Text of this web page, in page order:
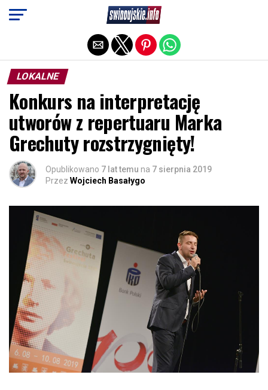
LOKALNE
Konkurs na interpretację
utworów z repertuaru Marka
Grechuty rozstrzygnięty!
Opublikowano 7 lat temu na 7 sierpnia 2019
Przez Wojciech Basałygo
Exit mobile version